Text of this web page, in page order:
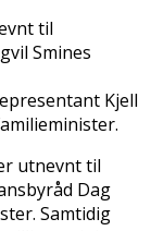
til
Smines
Kjell
utnevnt til
Dag
Samtidig